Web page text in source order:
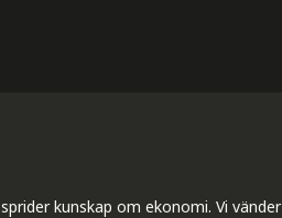
sprider kunskap om ekonomi. Vi vänder